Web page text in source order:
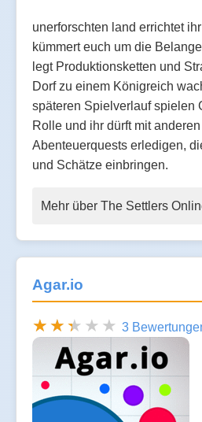
unerforschten land errichtet
kümmert euch um die
legt Produktionsketten und
Dorf zu einem Königreich
späteren Spielverlauf spielen
Rolle und ihr dürft mit
Abenteuerquests erledigen,
und Schätze einbringen.
Mehr über The Settlers
Agar.io
3